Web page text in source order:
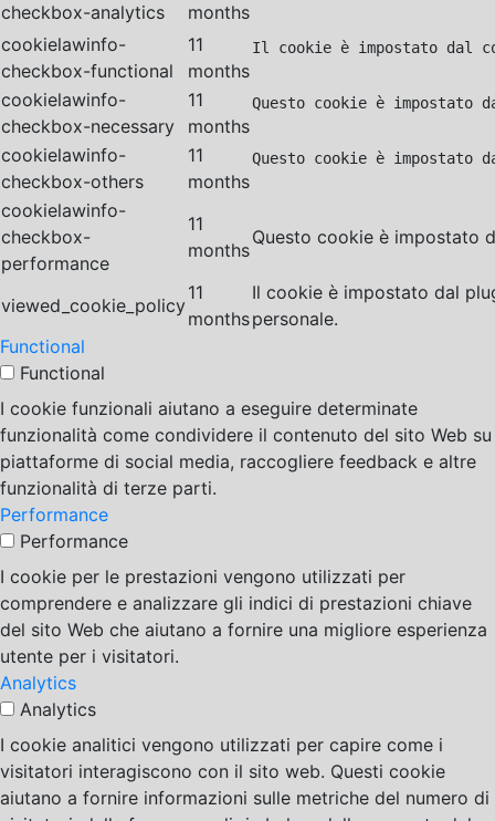
checkbox-analytics
months
cookielawinfo-
checkbox-functional
11
months
Il cookie è impostato dal
cookielawinfo-
checkbox-necessary
11
months
Questo cookie è impostato
cookielawinfo-
checkbox-others
11
months
Questo cookie è
cookielawinfo-
checkbox-
performance
11
months
Questo cookie è impostato
viewed_cookie_policy
11
months
Il cookie è impostato dal
personale.
Functional
Functional
I cookie funzionali aiutano a eseguire determinate
funzionalità come condividere il contenuto del sito Web su
piattaforme di social media, raccogliere feedback e altre
funzionalità di terze parti.
Performance
Performance
I cookie per le prestazioni vengono utilizzati per
comprendere e analizzare gli indici di prestazioni chiave
del sito Web che aiutano a fornire una migliore esperienza
utente per i visitatori.
Analytics
Analytics
I cookie analitici vengono utilizzati per capire come i
visitatori interagiscono con il sito web. Questi cookie
aiutano a fornire informazioni sulle metriche del numero di